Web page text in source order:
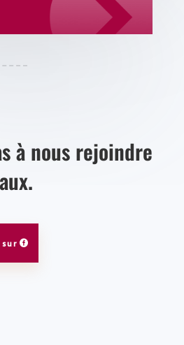
à nous rejoindre